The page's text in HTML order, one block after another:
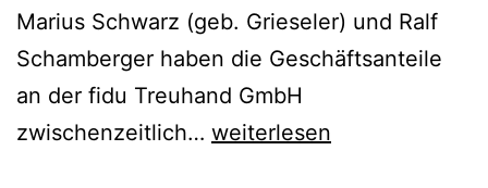
Marius Schwarz (geb. Grieseler) und Ralf
Schamberger haben die Geschäftsanteile
an der fidu Treuhand GmbH
zwischenzeitlich… IG-
weiterlesen